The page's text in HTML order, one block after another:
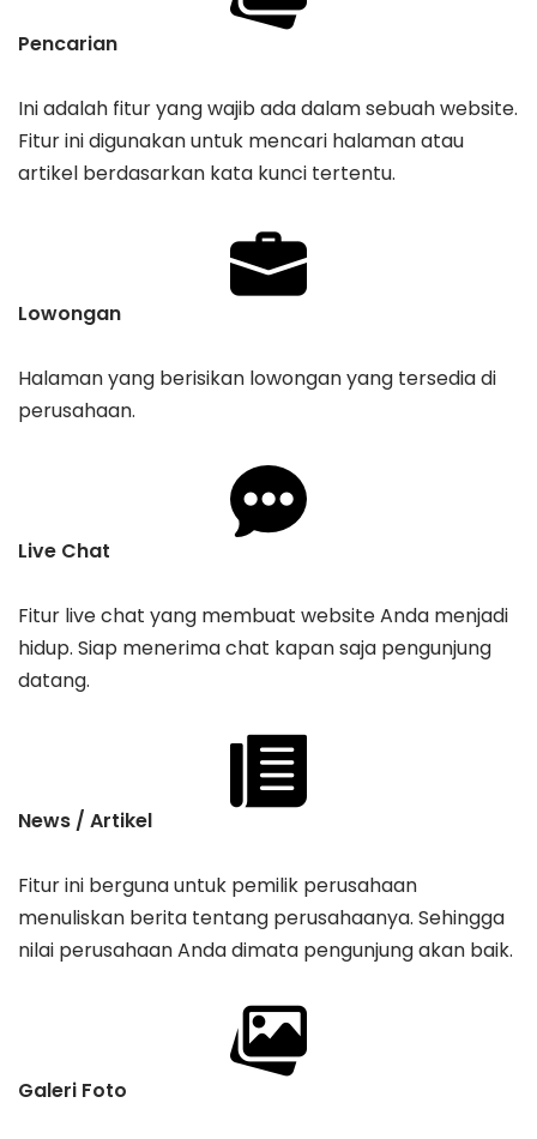
Pencarian
Ini adalah fitur yang wajib ada dalam sebuah website.
Fitur ini digunakan untuk mencari halaman atau
artikel berdasarkan kata kunci tertentu.
Lowongan
Halaman yang berisikan lowongan yang tersedia di
perusahaan.
Live Chat
Fitur live chat yang membuat website Anda menjadi
hidup. Siap menerima chat kapan saja pengunjung
datang.
News / Artikel
Fitur ini berguna untuk pemilik perusahaan
menuliskan berita tentang perusahaanya. Sehingga
nilai perusahaan Anda dimata pengunjung akan baik.
Galeri Foto